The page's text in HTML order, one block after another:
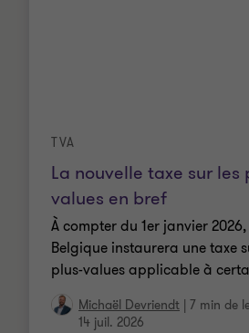
La nouvelle taxe sur les
values en bref
TVA
À compter du 1er janvier
Belgique instaurera une taxe
plus-values applicable à
Michaël Devriendt 7 min de
14 juil. 2026